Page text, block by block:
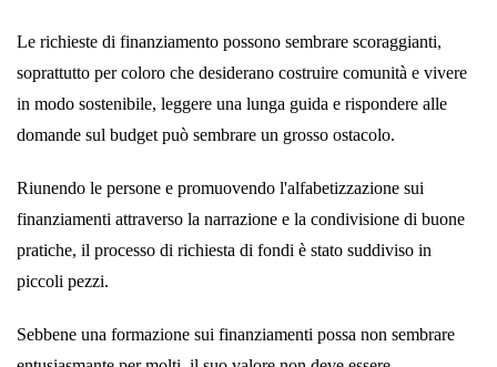
Le richieste di finanziamento possono sembrare scoraggianti,
soprattutto per coloro che desiderano costruire comunità e vivere
in modo sostenibile, leggere una lunga guida e rispondere alle
domande sul budget può sembrare un grosso ostacolo.
Riunendo le persone e promuovendo l'alfabetizzazione sui
finanziamenti attraverso la narrazione e la condivisione di buone
pratiche, il processo di richiesta di fondi è stato suddiviso in
piccoli pezzi.
Sebbene una formazione sui finanziamenti possa non sembrare